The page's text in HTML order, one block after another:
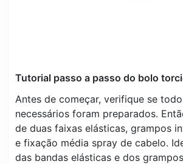
Tutorial passo a passo do bolo
Antes de começar, verifique se
necessários foram preparados.
de duas faixas elásticas, grampos
e fixação média spray de cabelo.
das bandas elásticas e dos